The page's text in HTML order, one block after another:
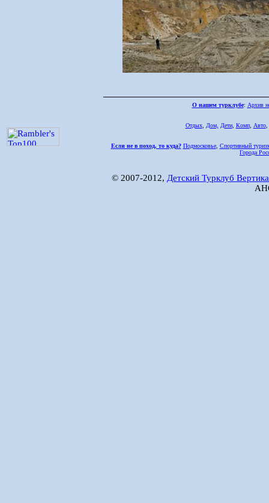
О нашем турклубе: Архив
Отдых, Дом, Дети, Комп, Авто,
Если не в поход, то куда? Подмосковье, Спортивный
Города
© 2007-2012, Детский Турклуб